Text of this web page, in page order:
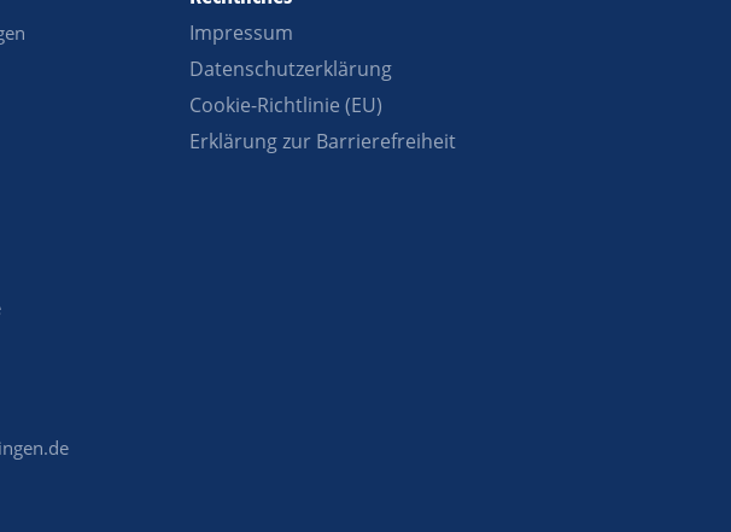
Impressum
Datenschutzerklärung
Cookie-Richtlinie (EU)
Erklärung zur Barrierefreiheit